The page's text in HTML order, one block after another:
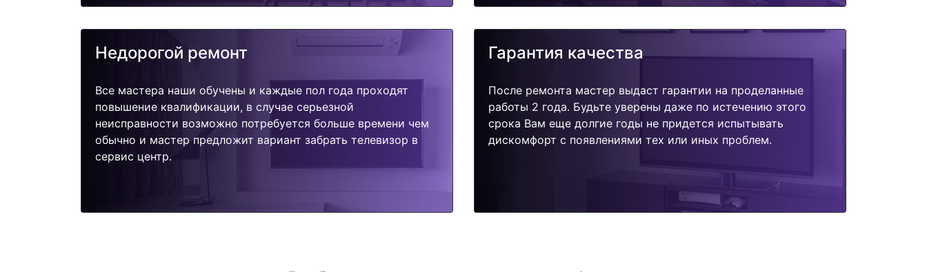
Недорогой ремонт
Все мастера наши обучены и каждые пол года проходят
повышение квалификации, в случае серьезной
неисправности возможно потребуется больше времени чем
обычно и мастер предложит вариант забрать телевизор в
сервис центр.
Гарантия качества
После ремонта мастер выдаст гарантии на проделанные
работы 2 года. Будьте уверены даже по истечению этого
срока Вам еще долгие годы не придется испытывать
дискомфорт с появлениями тех или иных проблем.